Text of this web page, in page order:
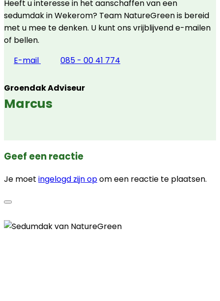
Heeft u interesse in het aanschaffen van een
sedumdak in Wekerom? Team NatureGreen is bereid
met u mee te denken. U kunt ons vrijblijvend e-mailen
of bellen.
E-mail
085 - 00 41 774
Groendak Adviseur
Marcus
Geef een reactie
Je moet ingelogd zijn opom een reactie te plaatsen.